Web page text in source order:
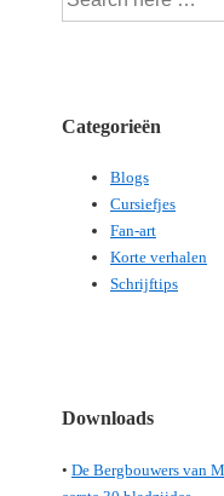
Categorieën
Blogs
Cursiefjes
Fan-art
Korte verhalen
Schrijftips
Downloads
• De Bergbouwers van